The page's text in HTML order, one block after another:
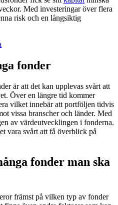
Med investeringar över flera
risk och en långsiktig
fonder
är att det kan upplevas svårt att
Över en längre tid kommer
vilket innebär att portföljen tidvis
vissa branscher och länder. Med
av värdeutvecklingen i fonderna.
vara svårt att få överblick på
fonder man ska
främst på vilken typ av fonder